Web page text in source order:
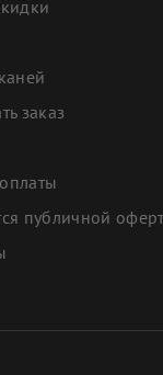
заказ
публичной